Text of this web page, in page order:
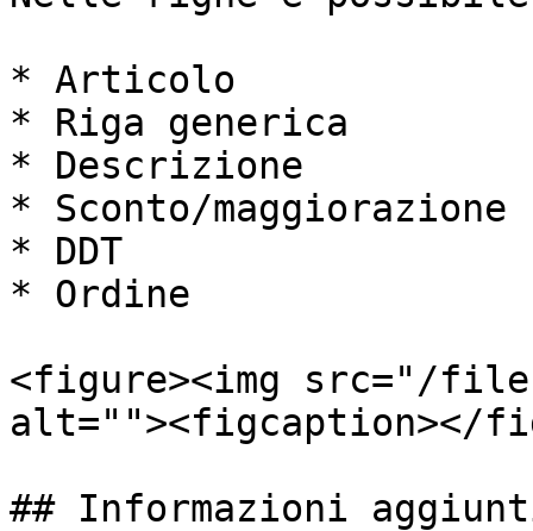
* Articolo
* Riga generica
* Descrizione
* Sconto/maggiorazione
* DDT
* Ordine
<figure><img src="/files/
alt=""><figcaption></
## Informazioni